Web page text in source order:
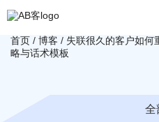
首页 / 博客 / 失联很久的客户如何
略与话术模板
全